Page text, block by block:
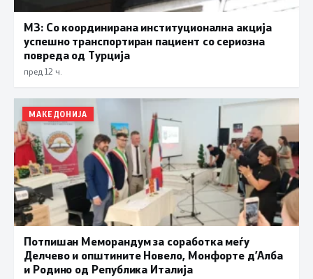
МЗ: Со координирана институционална акција
успешно транспортиран пациент со сериозна
повреда од Турција
пред 12 ч.
МАКЕДОНИЈА
Потпишан Меморандум за соработка меѓу
Делчево и општините Новело, Монфорте д’Алба
и Родино од Република Италија